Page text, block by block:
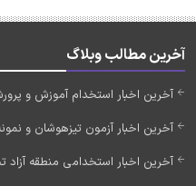
آخرین مطالب وبلاگ
آخرین اخبار استخدام آموزش و پرورش 1405 (به
آخرین اخبار آزمون تیزهوشان و
آخرین اخبار استخدامی منطقه آزاد